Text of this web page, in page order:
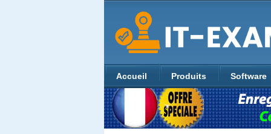
Accueil Produits Software